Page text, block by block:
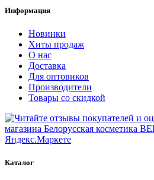
Информация
Новинки
Хиты продаж
О нас
Доставка
Для оптовиков
Производители
Товары со скидкой
Каталог